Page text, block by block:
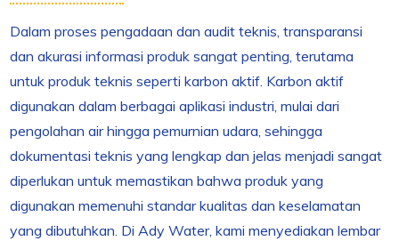
Dalam proses pengadaan dan audit teknis, transparansi
dan akurasi informasi produk sangat penting, terutama
untuk produk teknis seperti karbon aktif. Karbon aktif
digunakan dalam berbagai aplikasi industri, mulai dari
pengolahan air hingga pemurnian udara, sehingga
dokumentasi teknis yang lengkap dan jelas menjadi sangat
diperlukan untuk memastikan bahwa produk yang
digunakan memenuhi standar kualitas dan keselamatan
yang dibutuhkan. Di Ady Water, kami menyediakan lembar